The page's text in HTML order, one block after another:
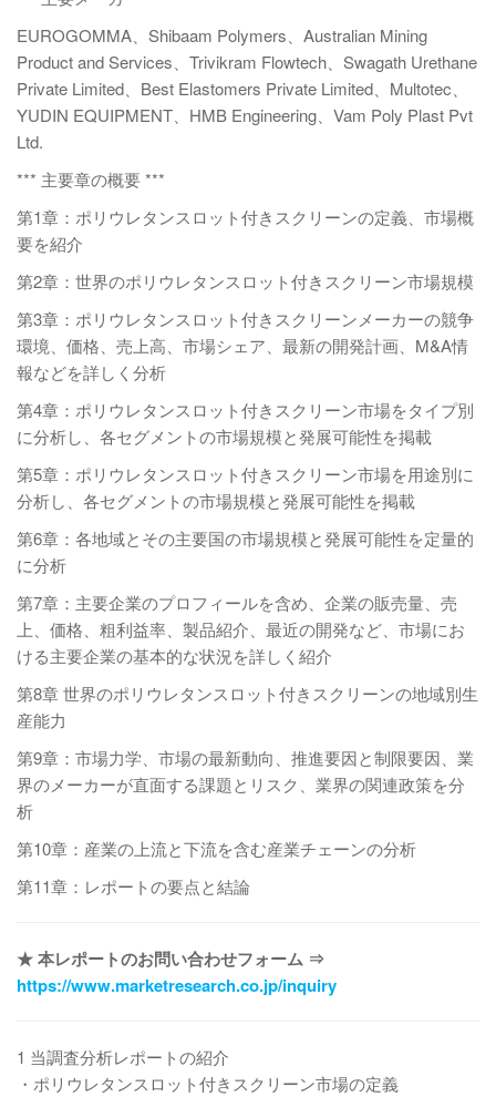
EUROGOMMA、Shibaam Polymers、Australian Mining
Product and Services、Trivikram Flowtech、Swagath Urethane
Private Limited、Best Elastomers Private Limited、Multotec、
YUDIN EQUIPMENT、HMB Engineering、Vam Poly Plast Pvt
Ltd.
*** 主要章の概要 ***
第1章：ポリウレタンスロット付きスクリーンの定義、市場概
要を紹介
第2章：世界のポリウレタンスロット付きスクリーン市場規模
第3章：ポリウレタンスロット付きスクリーンメーカーの競争
環境、価格、売上高、市場シェア、最新の開発計画、M&A情
報などを詳しく分析
第4章：ポリウレタンスロット付きスクリーン市場をタイプ別
に分析し、各セグメントの市場規模と発展可能性を掲載
第5章：ポリウレタンスロット付きスクリーン市場を用途別に
分析し、各セグメントの市場規模と発展可能性を掲載
第6章：各地域とその主要国の市場規模と発展可能性を定量的
に分析
第7章：主要企業のプロフィールを含め、企業の販売量、売
上、価格、粗利益率、製品紹介、最近の開発など、市場にお
ける主要企業の基本的な状況を詳しく紹介
第8章 世界のポリウレタンスロット付きスクリーンの地域別生
産能力
第9章：市場力学、市場の最新動向、推進要因と制限要因、業
界のメーカーが直面する課題とリスク、業界の関連政策を分
析
第10章：産業の上流と下流を含む産業チェーンの分析
第11章：レポートの要点と結論
★ 本レポートのお問い合わせフォーム ⇒
https://www.marketresearch.co.jp/inquiry
1 当調査分析レポートの紹介
・ポリウレタンスロット付きスクリーン市場の定義